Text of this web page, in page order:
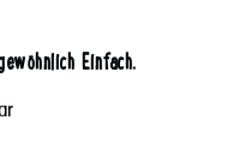
Einfach.